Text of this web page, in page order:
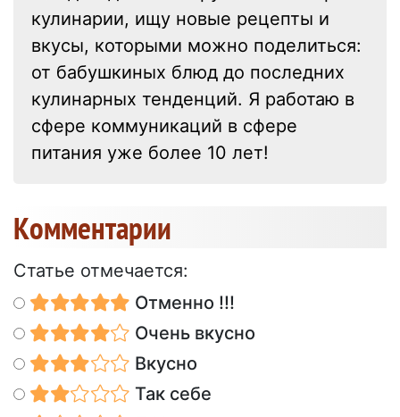
кулинарии, ищу новые рецепты и
вкусы, которыми можно поделиться:
от бабушкиных блюд до последних
кулинарных тенденций. Я работаю в
сфере коммуникаций в сфере
питания уже более 10 лет!
Kомментарии
Статье отмечается:
Отменно !!!
Очень вкусно
Вкусно
Так себе